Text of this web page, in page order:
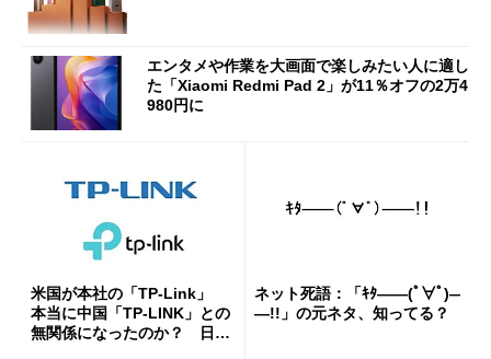
エンタメや作業を大画面で楽しみたい人に適し
た「Xiaomi Redmi Pad 2」が11％オフの2万4
980円に
米国が本社の「TP-Link」
本当に中国「TP-LINK」との
無関係になったのか？ 日本
ネット死語：「ｷﾀ――(ﾟ∀ﾟ)―
―!!」の元ネタ、知ってる？